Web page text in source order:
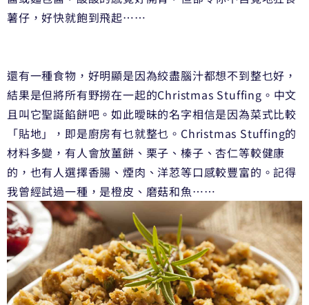
薯仔，好快就飽到飛起……
還有一種食物，好明顯是因為絞盡腦汁都想不到整乜好，
結果是但將所有野撈在一起的Christmas Stuffing。中文
且叫它聖誕餡餅吧。如此曖昧的名字相信是因為菜式比較
「貼地」，即是廚房有乜就整乜。Christmas Stuffing的
材料多變，有人會放薑餅、栗子、榛子、杏仁等較健康
的，也有人選擇香腸、煙肉、洋荵等口感較豐富的。記得
我曾經試過一種，是橙皮、磨菇和魚……